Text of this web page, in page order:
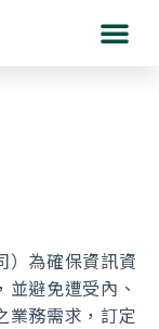
）為確保資訊資
避免遭受內、
業務需求，訂定